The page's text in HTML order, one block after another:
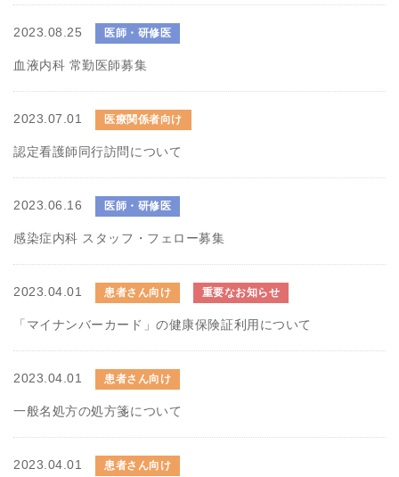
2023.08.25 医師・研修医
血液内科 常勤医師募集
2023.07.01 医療関係者向け
認定看護師同行訪問について
2023.06.16 医師・研修医
感染症内科 スタッフ・フェロー募集
2023.04.01 患者さん向け 重要なお知らせ
「マイナンバーカード」の健康保険証利用について
2023.04.01 患者さん向け
一般名処方の処方箋について
2023.04.01 患者さん向け